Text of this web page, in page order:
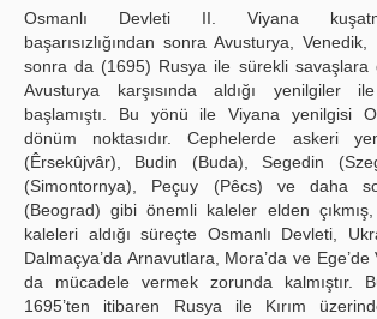
Osmanlı Devleti II. Viyana
başarısızlığından sonra Avusturya,
sonra da (1695) Rusya ile sürekli savaşlara
Avusturya karşısında aldığı yenilgiler
başlamıştı. Bu yönü ile Viyana yenilgisi
dönüm noktasıdır. Cephelerde askeri
(Êrsekûjvâr), Budin (Buda), Segedin
(Simontornya), Peçuy (Pêcs) ve daha
(Beograd) gibi önemli kaleler elden çıkmış,
kaleleri aldığı süreçte Osmanlı Devleti,
Dalmaçya’da Arnavutlara, Mora’da ve Ege’de
da mücadele vermek zorunda kalmıştır.
1695’ten itibaren Rusya ile Kırım